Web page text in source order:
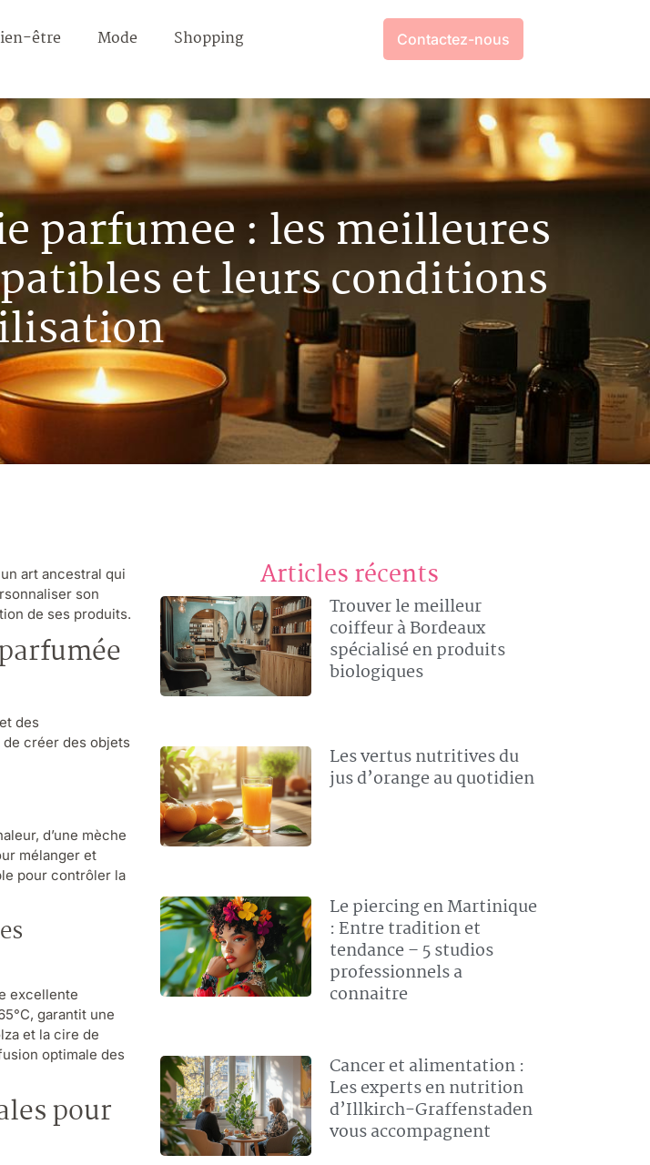
être Mode Shopping Contactez-nous
parfumee : les meilleures
et leurs conditions
art ancestral qui
son
de ses produits.
des
créer des objets
d’une mèche
mélanger et
pour contrôler la
excellente
garantit une
et la cire de
optimale des
pour
Articles récents
Trouver le meilleur
coiffeur à Bordeaux
spécialisé en produits
biologiques
Les vertus nutritives du
jus d’orange au quotidien
Le piercing en Martinique
: Entre tradition et
tendance – 5 studios
professionnels a
connaitre
Cancer et alimentation :
Les experts en nutrition
d’Illkirch-Graffenstaden
vous accompagnent